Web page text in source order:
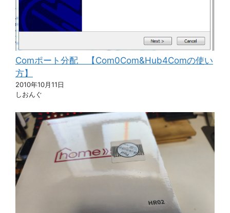
Comポート分配 【Com0Com&Hub4Comの使い
方】
2010年10月11日
しおんぐ